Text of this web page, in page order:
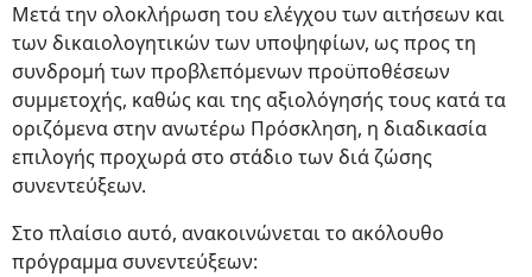
Μετά την ολοκλήρωση του ελέγχου των αιτήσεων και
των δικαιολογητικών των υποψηφίων, ως προς τη
συνδρομή των προβλεπόμενων προϋποθέσεων
συμμετοχής, καθώς και της αξιολόγησής τους κατά τα
οριζόμενα στην ανωτέρω Πρόσκληση, η διαδικασία
επιλογής προχωρά στο στάδιο των διά ζώσης
συνεντεύξεων.
Στο πλαίσιο αυτό, ανακοινώνεται το ακόλουθο
πρόγραμμα συνεντεύξεων: